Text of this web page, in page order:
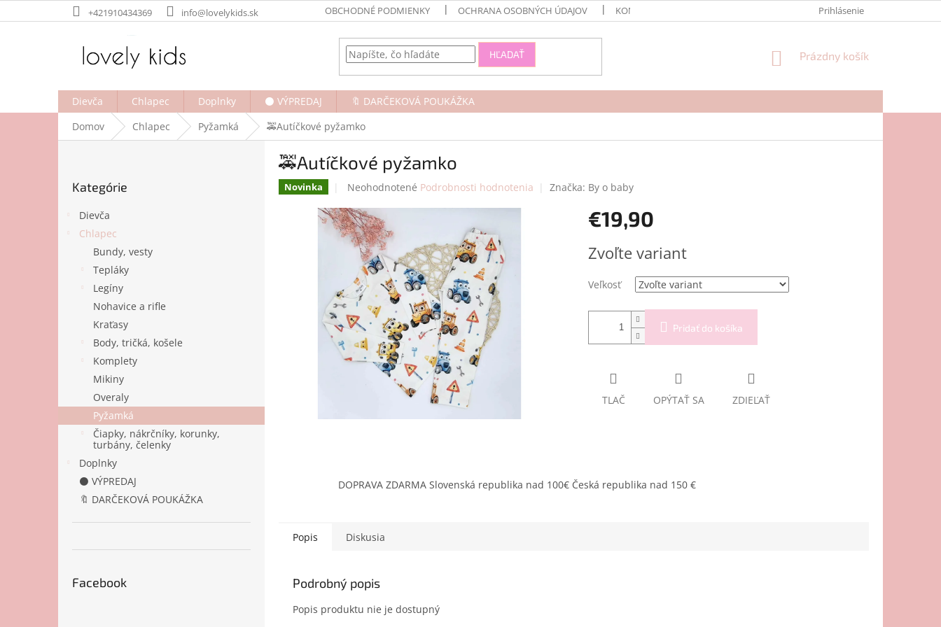
na
+421910434369 info@lovelykids.sk OBCHODNÉ PODMIENKY OCHRANA OSOBNÝCH ÚDAJOV KONTAKTY Prihlásenie
HĽADAŤ
NÁKUPNÝ
Prázdny košík
Dievča Chlapec Doplnky ⚫ VÝPREDAJ
🔖 DARČEKOVÁ POUKÁŽKA
Domov
Chlapec Pyžamká 🚕Autíčkové pyžamko
kategórie
Kategórie
Dievča
Chlapec
Bundy, vesty
Tepláky
Legíny
Nohavice a rifle
Kraťasy
Body, tričká, košele
Komplety
Mikiny
Overaly
Pyžamká
Čiapky, nákrčníky, korunky,
turbány, čelenky
Doplnky
⚫ VÝPREDAJ
🔖 DARČEKOVÁ POUKÁŽKA
Facebook
🚕Autíčkové pyžamko
Novinka
Priemerné
produktu
je
0,0
hviezdičiek.
Neohodnotené Podrobnosti hodnotenia Značka: By o baby
€19,90
cena:
Zvoľte variant
Veľkosť
Pridať do košíka
TLAČ OPÝTAŤ SA ZDIEĽAŤ
DOPRAVA ZDARMA Slovenská republika nad 100€ Česká republika nad 150 €
Popis Diskusia
Podrobný popis
Popis produktu nie je dostupný